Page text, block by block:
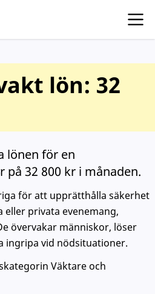
lön: 32
lönen för en
32 800 kr i månaden.
för att upprätthålla säkerhet
privata evenemang,
övervakar människor, löser
ingripa vid nödsituationer.
Väktare och